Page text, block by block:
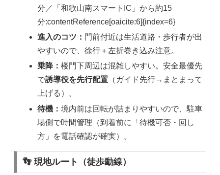
分／「和歌山南スマートIC」から約15
分:contentReference[oaicite:6]{index=6}
進入のコツ： 門前付近は生活道路・歩行者が出
やすいので、徐行＋左折巻き込み注意。
乗降：楼門下周辺は混雑しやすい。安全最優先
で誘導役を先行配置 （ガイド先行→まとまって
上げる）。
待機：境内前は回転が詰まりやすいので、駐車
場側で時間管理（到着前に「待機可否・回し
方」を電話確認が確実）。
👣 現地ルート（徒歩動線）